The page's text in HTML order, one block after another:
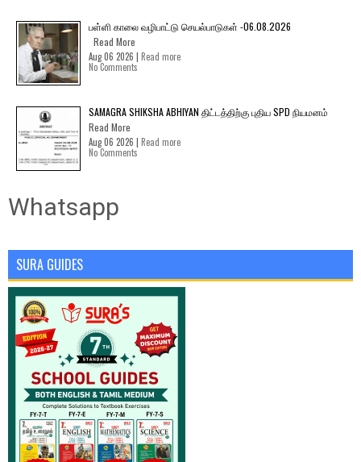
பள்ளி காலை வழிபாட்டு செயல்பாடுகள் -06.08.2026
Read More
Aug 06 2026 | Read more
No Comments
SAMAGRA SHIKSHA ABHIYAN திட்டத்திற்கு புதிய SPD நியமனம்
Read More
Aug 06 2026 | Read more
No Comments
Whatsapp
SURA GUIDES